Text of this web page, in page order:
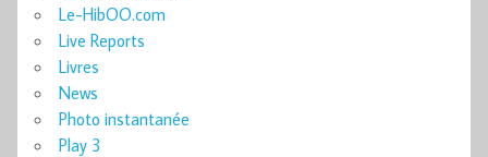
Le-HibOO.com
Live Reports
Livres
News
Photo instantanée
Play 3